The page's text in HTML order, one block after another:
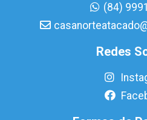
(84)
Redes